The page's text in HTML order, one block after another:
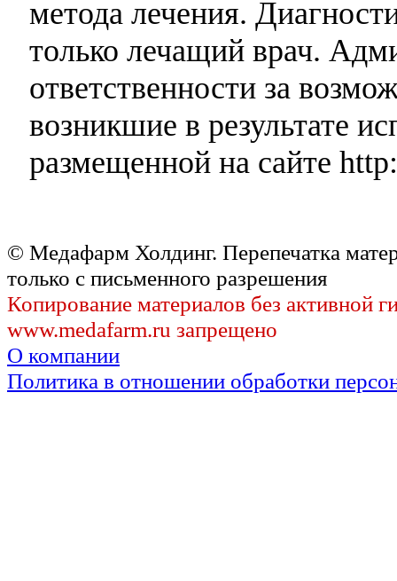
метода лечения.
только лечащий врач.
ответственности за
возникшие в результате
размещенной на сайте
© Медафарм Холдинг. Перепечатка
только с письменного разрешения
Копирование материалов без активной
www.medafarm.ru запрещено
О компании
Политика в отношении обработки